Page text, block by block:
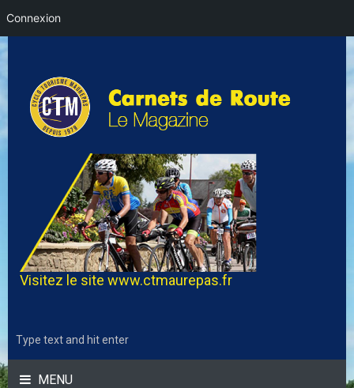
Visitez le site www.ctmaurepas.fr
MENU
Connexion